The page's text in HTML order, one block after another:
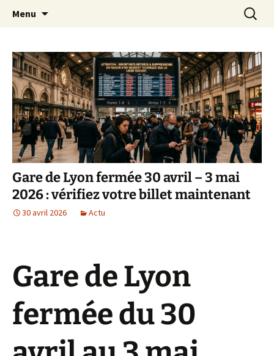
Transportdepersonne.com
Menu
Gare de Lyon fermée 30 avril – 3 mai
2026 : vérifiez votre billet maintenant
30 avril 2026 Actu
Gare de Lyon
fermée du 30